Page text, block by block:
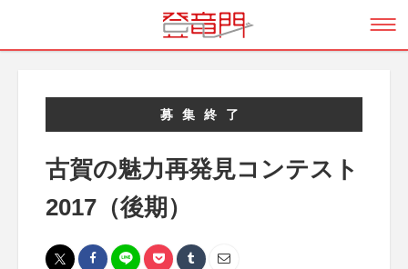
募集終了
古賀の魅力再発見コンテスト
2017（後期）